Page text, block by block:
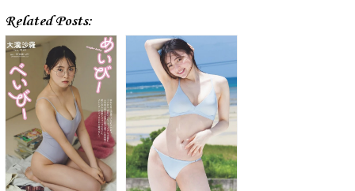
Related Posts: